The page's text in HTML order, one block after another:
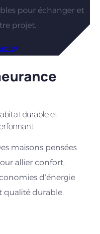
pour échanger et
projet.
durable et
maisons pensées
allier confort,
d’énergie
qualité durable.